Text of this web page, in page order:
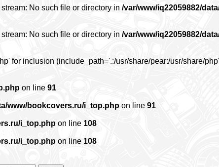
No such file or directory in /var/www/iq22059882/
No such file or directory in /var/www/iq22059882/
for inclusion (include_path='.:/usr/share/pear:/usr/share/
on line 91
www/bookcovers.ru/i_top.php on line 91
i_top.php on line 108
i_top.php on line 108